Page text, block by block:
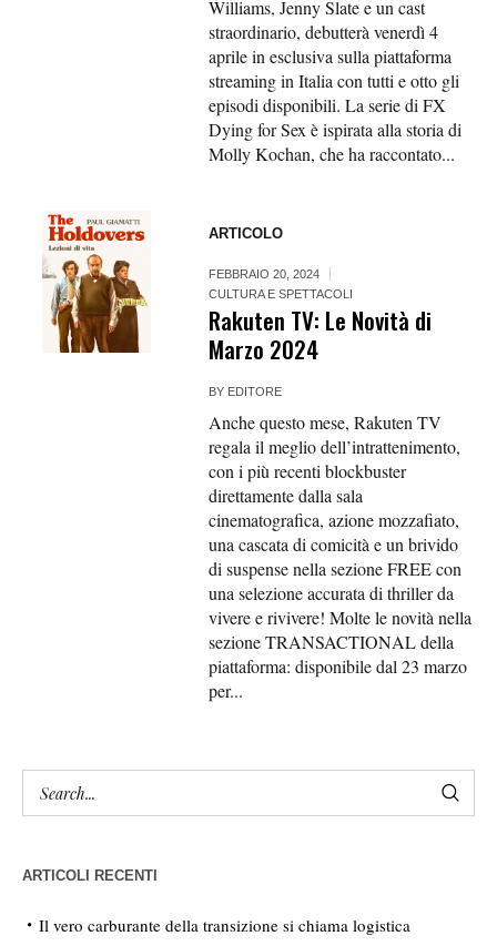
Williams, Jenny Slate e un cast
straordinario, debutterà venerdì 4
aprile in esclusiva sulla piattaforma
streaming in Italia con tutti e otto gli
episodi disponibili. La serie di FX
Dying for Sex è ispirata alla storia di
Molly Kochan, che ha raccontato...
ARTICOLO
FEBBRAIO 20, 2024
CULTURA E SPETTACOLI
Rakuten TV: Le Novità di
Marzo 2024
BY EDITORE
Anche questo mese, Rakuten TV
regala il meglio dell’intrattenimento,
con i più recenti blockbuster
direttamente dalla sala
cinematografica, azione mozzafiato,
una cascata di comicità e un brivido
di suspense nella sezione FREE con
una selezione accurata di thriller da
vivere e rivivere! Molte le novità nella
sezione TRANSACTIONAL della
piattaforma: disponibile dal 23 marzo
per...
ARTICOLI RECENTI
Il vero carburante della transizione si chiama logistica